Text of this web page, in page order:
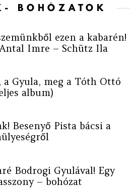
BOHÓZATOK
ezen a kabarén!
Imre – Schütz Ila
Gyula, meg a Tóth Ottó
album)
Besenyő Pista bácsi a
Bodrogi Gyulával! Egy
– bohózat